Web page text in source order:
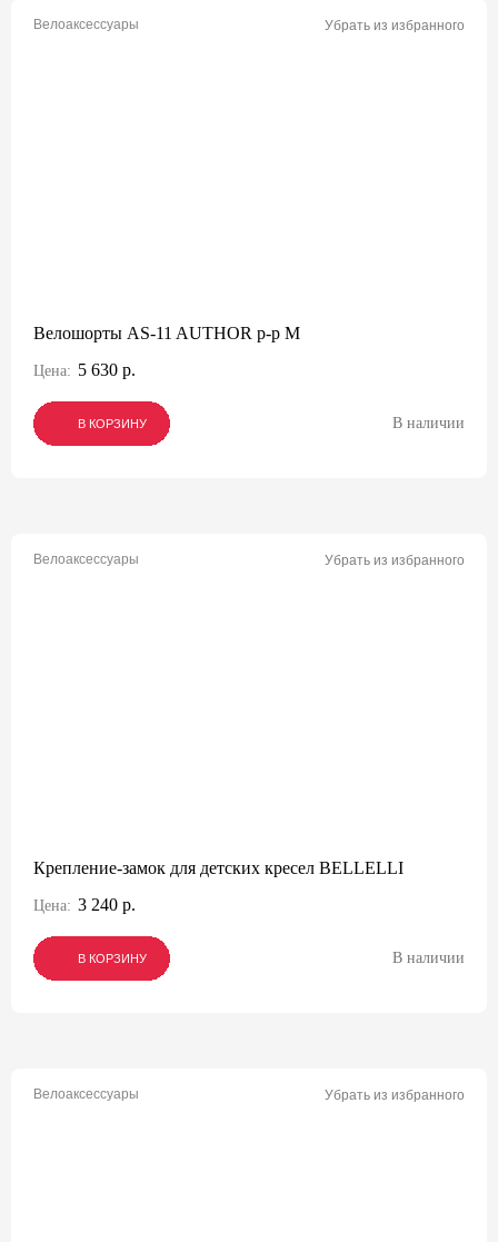
Велоаксессуары Убрать из избранного
Велошорты AS-11 AUTHOR р-р M
Цена: 5 630 р.
В КОРЗИНУ
В КОРЗИНУ
В КОРЗИНУ В наличии
Велоаксессуары Убрать из избранного
Крепление-замок для детских кресел BELLELLI
Цена: 3 240 р.
В КОРЗИНУ
В КОРЗИНУ
В КОРЗИНУ В наличии
Велоаксессуары Убрать из избранного